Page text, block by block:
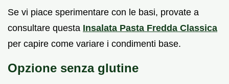
Se vi piace sperimentare con le basi, provate a
consultare questa Insalata Pasta Fredda Classica
per capire come variare i condimenti base.
Opzione senza glutine